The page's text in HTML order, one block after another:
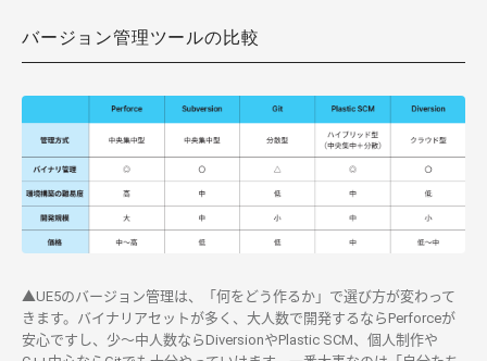
バージョン管理ツールの比較
▲UE5のバージョン管理は、「何をどう作るか」で選び方が変わって
きます。バイナリアセットが多く、大人数で開発するならPerforceが
安心ですし、少～中人数ならDiversionやPlastic SCM、個人制作や